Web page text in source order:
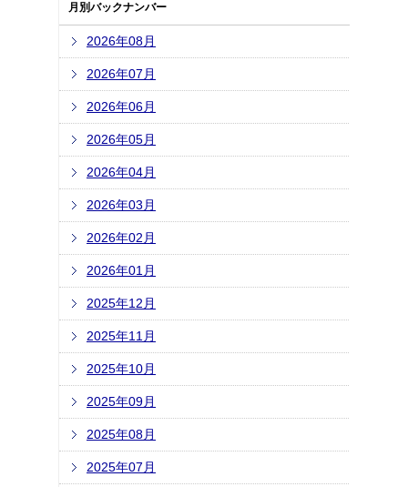
月別バックナンバー
2026年08月
2026年07月
2026年06月
2026年05月
2026年04月
2026年03月
2026年02月
2026年01月
2025年12月
2025年11月
2025年10月
2025年09月
2025年08月
2025年07月